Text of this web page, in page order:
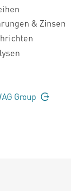
& Zinsen
Group